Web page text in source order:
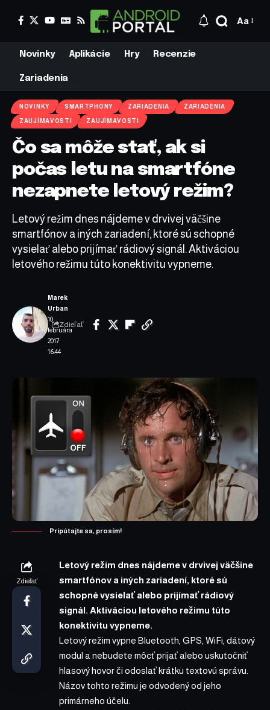
Aa
Novinky Aplikácie Hry Recenzie
Zariadenia
NOVINKY SMARTPHONY ZARIADENIA ZARIADENIA
ZAUJÍMAVOSTI ZAUJÍMAVOSTI
Čo sa môže stať, ak si
počas letu na smartfóne
nezapnete letový režim?
Letový režim dnes nájdeme v drvivej väčšine
smartfónov a iných zariadení, ktoré sú schopné
vysielať alebo prijímať rádiový signál. Aktiváciou
letového režimu túto konektivitu vypneme.
10.
februára
2017
16:44
Marek
Urban
Zdieľať
Pripútajte sa, prosím!
Zdieľať
Letový režim dnes nájdeme v drvivej väčšine
smartfónov a iných zariadení, ktoré sú
schopné vysielať alebo prijímať rádiový
signál. Aktiváciou letového režimu túto
konektivitu vypneme.
Letový režim vypne Bluetooth, GPS, WiFi, dátový
modul a nebudete môcť prijať alebo uskutočniť
hlasový hovor či odoslať krátku textovú správu.
Názov tohto režimu je odvodený od jeho
primárneho účelu.